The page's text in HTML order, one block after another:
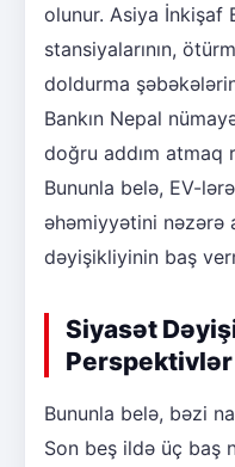
olunur. Asiya İnkişaf
stansiyalarının,
doldurma
Bankın Nepal
doğru addım atmaq
Bununla belə, EV-
əhəmiyyətini nəzərə
dəyişikliyinin baş
Siyasət
Perspektivlər
Bununla belə, bəzi
Son beş ildə üç baş